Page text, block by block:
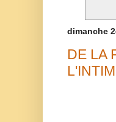
dimanche
DE LA